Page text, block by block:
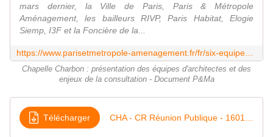
mars dernier, la Ville de Paris, Paris & Métropole
Aménagement, les bailleurs RIVP, Paris Habitat, Elogie
Siemp, I3F et la Foncière de la...
Chapelle Charbon : présentation des équipes d'architectes et des
enjeux de la consultation - Document P&Ma
Télécharger